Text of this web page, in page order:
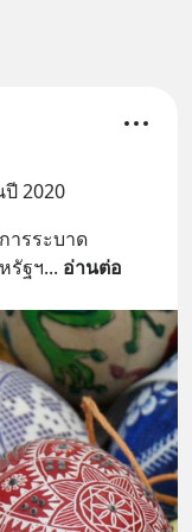
2020
ารระบาด
รัฐฯ... อ่านต่อ